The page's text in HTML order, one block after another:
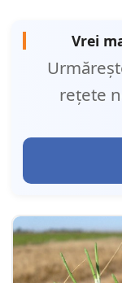
Vrei
rețete